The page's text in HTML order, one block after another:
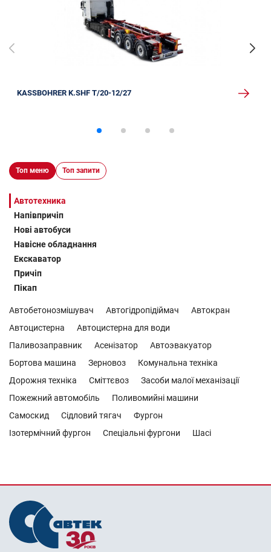
KASSBOHRER K.SHF T/20-12/27
Топ меню Топ запити
Автотехника
Напівпричіп
Нові автобуси
Навісне обладнання
Екскаватор
Причіп
Пікап
Автобетонозмішувач Автогідропідіймач
Автокран
Автоцистерна
Автоцистерна для води
Паливозаправник
Асенізатор
Автоэвакуатор
Бортова машина
Зерновоз
Комунальна техніка
Дорожня техніка
Сміттєвоз
Засоби малої механізації
Пожежний автомобіль
Поливомийні машини
Самоскид
Сідловий тягач
Фургон
Ізотермічний фургон
Спеціальні фургони Шасі